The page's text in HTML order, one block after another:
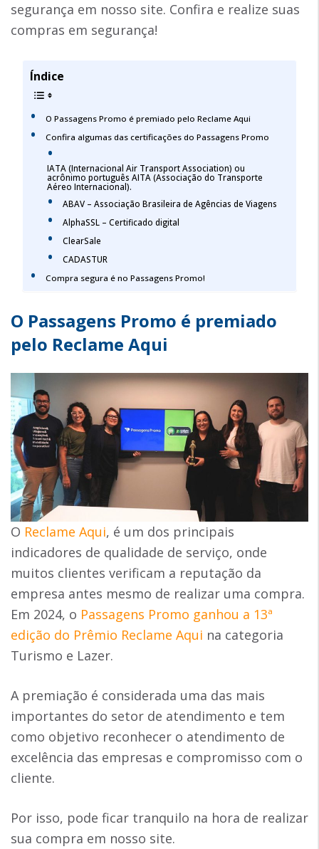
segurança em nosso site. Confira e realize suas
compras em segurança!
Índice
O Passagens Promo é premiado pelo Reclame Aqui
Confira algumas das certificações do Passagens Promo
IATA (Internacional Air Transport Association) ou
acrônimo português AITA (Associação do Transporte
Aéreo Internacional).
ABAV – Associação Brasileira de Agências de Viagens
AlphaSSL – Certificado digital
ClearSale
CADASTUR
Compra segura é no Passagens Promo!
O Passagens Promo é premiado
pelo Reclame Aqui
O Reclame Aqui, é um dos principais
indicadores de qualidade de serviço, onde
muitos clientes verificam a reputação da
empresa antes mesmo de realizar uma compra.
Em 2024, o Passagens Promo ganhou a 13ª
edição do Prêmio Reclame Aqui na categoria
Turismo e Lazer.
A premiação é considerada uma das mais
importantes do setor de atendimento e tem
como objetivo reconhecer o atendimento de
excelência das empresas e compromisso com o
cliente.
Por isso, pode ficar tranquilo na hora de realizar
sua compra em nosso site.